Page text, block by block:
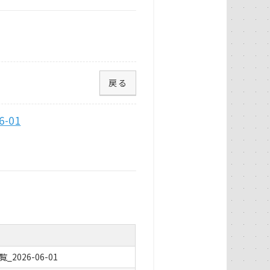
戻る
01
_2026-06-01